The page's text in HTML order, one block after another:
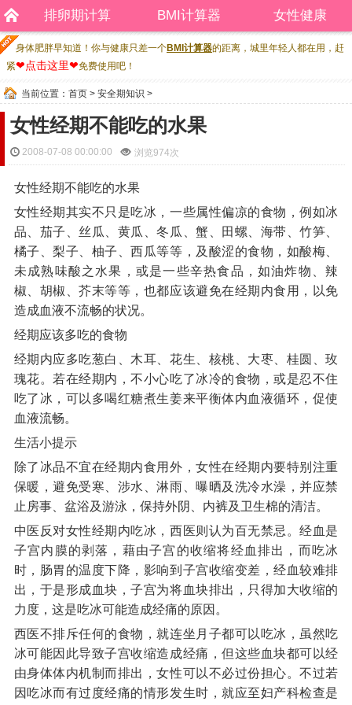
排卵期计算 BMI计算器 女性健康
身体肥胖早知道！你与健康只差一个BMI计算器的距离，城里年轻人都在用，赶
紧❤点击这里❤免费使用吧！
当前位置： 首页 > 安全期知识 >
女性经期不能吃的水果
2008-07-08 00:00:00 浏览974次
女性经期不能吃的水果
女性经期其实不只是吃冰，一些属性偏凉的食物，例如冰
品、茄子、丝瓜、黄瓜、冬瓜、蟹、田螺、海带、竹笋、
橘子、梨子、柚子、西瓜等等，及酸涩的食物，如酸梅、
未成熟味酸之水果，或是一些辛热食品，如油炸物、辣
椒、胡椒、芥末等等，也都应该避免在经期内食用，以免
造成血液不流畅的状况。
经期应该多吃的食物
经期内应多吃葱白、木耳、花生、核桃、大枣、桂圆、玫
瑰花。若在经期内，不小心吃了冰冷的食物，或是忍不住
吃了冰，可以多喝红糖煮生姜来平衡体内血液循环，促使
血液流畅。
生活小提示
除了冰品不宜在经期内食用外，女性在经期内要特别注重
保暖，避免受寒、涉水、淋雨、曝晒及洗冷水澡，并应禁
止房事、盆浴及游泳，保持外阴、内裤及卫生棉的清洁。
中医反对女性经期内吃冰，西医则认为百无禁忌。经血是
子宫内膜的剥落，藉由子宫的收缩将经血排出，而吃冰
时，肠胃的温度下降，影响到子宫收缩变差，经血较难排
出，于是形成血块，子宫为将血块排出，只得加大收缩的
力度，这是吃冰可能造成经痛的原因。
西医不排斥任何的食物，就连坐月子都可以吃冰，虽然吃
冰可能因此导致子宫收缩造成经痛，但这些血块都可以经
由身体体内机制而排出，女性可以不必过份担心。不过若
因吃冰而有过度经痛的情形发生时，就应至妇产科检查是